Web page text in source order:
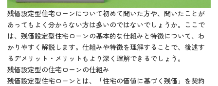
残価設定型住宅ローンについて初めて聞いた方や、聞いたことが
あってもよく分からない方は多いのではないでしょうか。ここで
は、残価設定型住宅ローンの基本的な仕組みと特徴について、わ
かりやすく解説します。仕組みや特徴を理解することで、後述す
るデメリット・メリットもより深く理解できるでしょう。
残価設定型の住宅ローンの仕組み
残価設定型住宅ローンとは、「住宅の価値に基づく残価」を契約